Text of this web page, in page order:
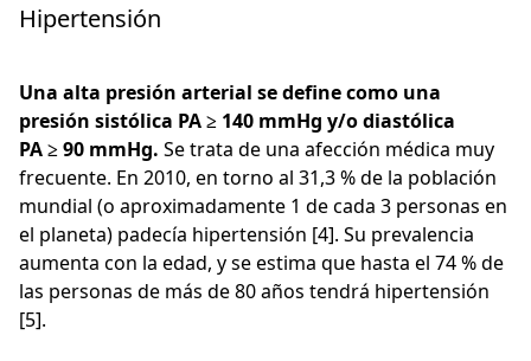
Hipertensión
Una alta presión arterial se define como una
presión sistólica PA ≥ 140 mmHg y/o diastólica
PA ≥ 90 mmHg. Se trata de una afección médica muy
frecuente. En 2010, en torno al 31,3 % de la población
mundial (o aproximadamente 1 de cada 3 personas en
el planeta) padecía hipertensión [4]. Su prevalencia
aumenta con la edad, y se estima que hasta el 74 % de
las personas de más de 80 años tendrá hipertensión
[5].